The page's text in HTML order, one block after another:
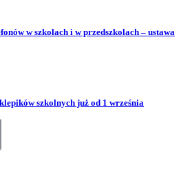
w szkołach i w przedszkolach – ustawa
szkolnych już od 1 września